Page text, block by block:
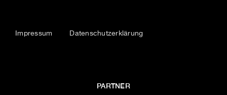
Impressum Datenschutzerklärung
PARTNER